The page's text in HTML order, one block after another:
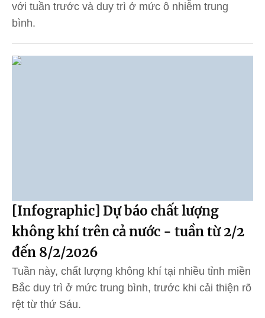
với tuần trước và duy trì ở mức ô nhiễm trung
bình.
[Infographic] Dự báo chất lượng
không khí trên cả nước - tuần từ 2/2
đến 8/2/2026
Tuần này, chất lượng không khí tại nhiều tỉnh miền
Bắc duy trì ở mức trung bình, trước khi cải thiện rõ
rệt từ thứ Sáu.